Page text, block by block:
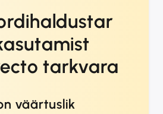
tarkvara
väärtuslik